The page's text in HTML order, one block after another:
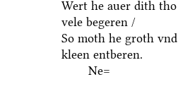
Wert he auer dith tho
vele begeren /
So moth he groth vnd
kleen entberen.
Ne=